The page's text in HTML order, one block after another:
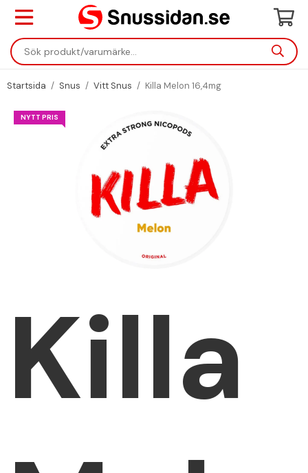
Startsida / Snus / Vitt Snus / Killa Melon 16,4mg
NYTT PRIS
Killa